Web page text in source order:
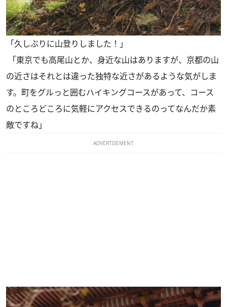
「久しぶりに山登りしました！」
「東京でも高尾山とか、身近な山はありますが、京都の山
の近さはそれとは違った独特な近さがあるような気がしま
す。町をグルっと囲むハイキングコースがあって、コース
のところどころに気軽にアクセスできるのってなんだか素
敵ですね」
ADVERTISEMENT